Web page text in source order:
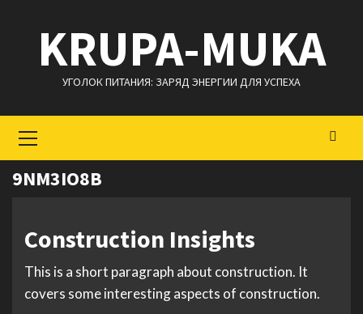
содержимому
KRUPA-MUKA
УГОЛОК ПИТАНИЯ: ЗАРЯД ЭНЕРГИИ ДЛЯ УСПЕХА
меню
9NM3IO8B
Construction Insights
This is a short paragraph about construction. It
covers some interesting aspects of construction.